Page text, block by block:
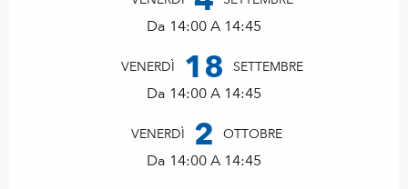
Da 14:00 A 14:45
VENERDÌ 18 SETTEMBRE
Da 14:00 A 14:45
VENERDÌ 2 OTTOBRE
Da 14:00 A 14:45